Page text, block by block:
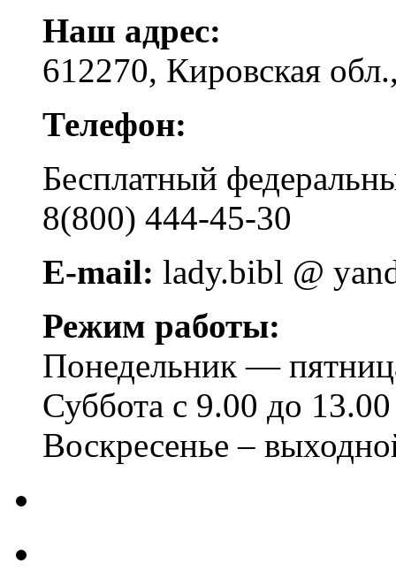
Наш адрес:
612270, Кировская
Телефон:
Бесплатный
8(800) 444-45-30
E-mail: lady.bibl @
Режим работы:
Понедельник —
Суббота с 9.00 до 13.00
Воскресенье –